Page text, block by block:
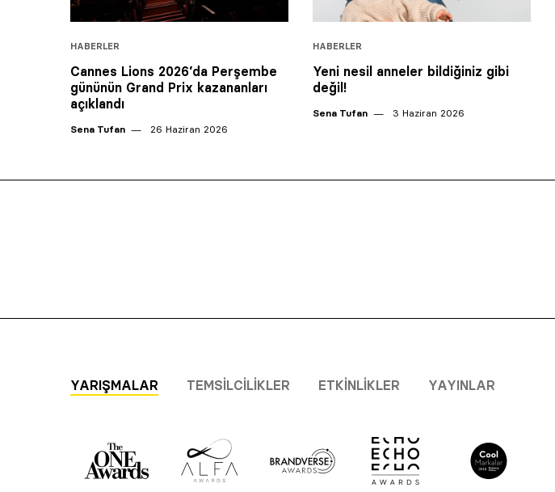
HABERLER
Cannes Lions 2026’da Perşembe
gününün Grand Prix kazananları
açıklandı
Sena Tufan 26 Haziran 2026
HABERLER
Yeni nesil anneler bildiğiniz gibi
değil!
Sena Tufan 3 Haziran 2026
YARIŞMALAR TEMSILCILIKLER ETKINLIKLER YAYINLAR